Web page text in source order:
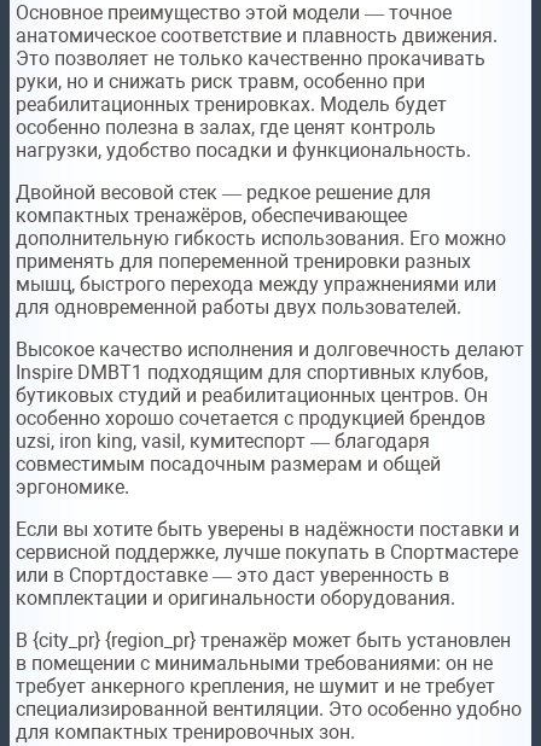
Основное преимущество этой модели — точное
анатомическое соответствие и плавность движения.
Это позволяет не только качественно прокачивать
руки, но и снижать риск травм, особенно при
реабилитационных тренировках. Модель будет
особенно полезна в залах, где ценят контроль
нагрузки, удобство посадки и функциональность.
Двойной весовой стек — редкое решение для
компактных тренажёров, обеспечивающее
дополнительную гибкость использования. Его можно
применять для попеременной тренировки разных
мышц, быстрого перехода между упражнениями или
для одновременной работы двух пользователей.
Высокое качество исполнения и долговечность делают
Inspire DMBT1 подходящим для спортивных клубов,
бутиковых студий и реабилитационных центров. Он
особенно хорошо сочетается с продукцией брендов
uzsi, iron king, vasil, кумитеспорт — благодаря
совместимым посадочным размерам и общей
эргономике.
Если вы хотите быть уверены в надёжности поставки и
сервисной поддержке, лучше покупать в Спортмастере
или в Спортдоставке — это даст уверенность в
комплектации и оригинальности оборудования.
В {city_pr} {region_pr} тренажёр может быть установлен
в помещении с минимальными требованиями: он не
требует анкерного крепления, не шумит и не требует
специализированной вентиляции. Это особенно удобно
для компактных тренировочных зон.